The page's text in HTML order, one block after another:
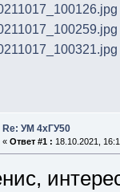
Re: УМ 4хГУ50
« Ответ #1 : 18.10.2021,